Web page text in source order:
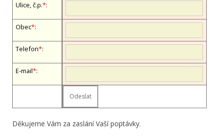
Ulice, č.p.*:
Obec*:
Telefon*:
E-mail*:
Děkujeme Vám za zaslání Vaší poptávky.